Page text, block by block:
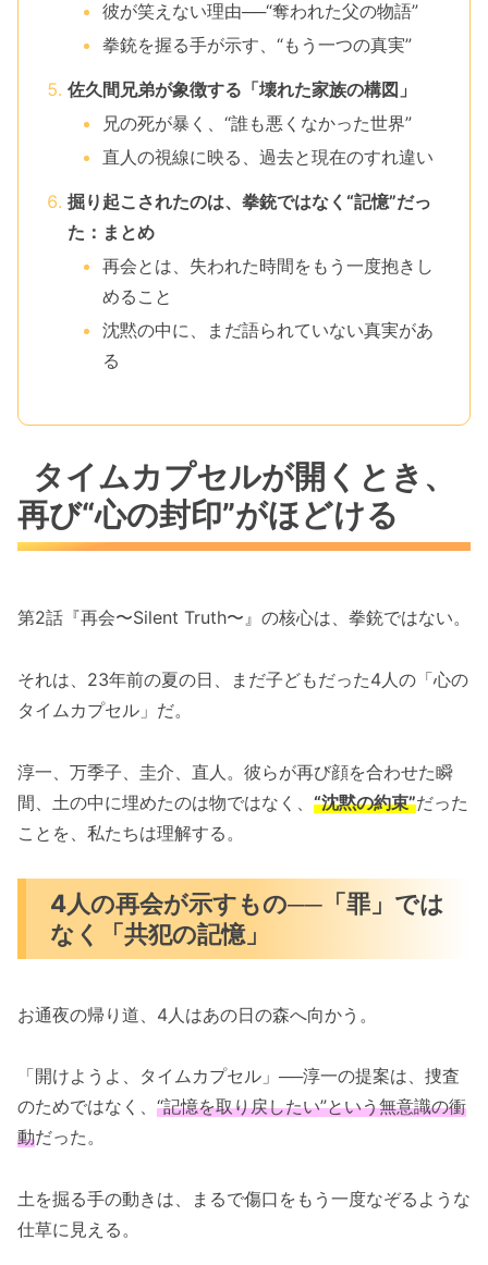
彼が笑えない理由──“奪われた父の物語”
拳銃を握る手が示す、“もう一つの真実”
佐久間兄弟が象徴する「壊れた家族の構図」
兄の死が暴く、“誰も悪くなかった世界”
直人の視線に映る、過去と現在のすれ違い
掘り起こされたのは、拳銃ではなく“記憶”だっ
た：まとめ
再会とは、失われた時間をもう一度抱きし
めること
沈黙の中に、まだ語られていない真実があ
る
タイムカプセルが開くとき、
再び“心の封印”がほどける
第2話『再会〜Silent Truth〜』の核心は、拳銃ではない。
それは、23年前の夏の日、まだ子どもだった4人の「心の
タイムカプセル」だ。
淳一、万季子、圭介、直人。彼らが再び顔を合わせた瞬
間、土の中に埋めたのは物ではなく、 “沈黙の約束”だった
ことを、私たちは理解する。
4人の再会が示すもの──「罪」では
なく「共犯の記憶」
お通夜の帰り道、4人はあの日の森へ向かう。
「開けようよ、タイムカプセル」──淳一の提案は、捜査
のためではなく、 “記憶を取り戻したい”という無意識の衝
動だった。
土を掘る手の動きは、まるで傷口をもう一度なぞるような
仕草に見える。